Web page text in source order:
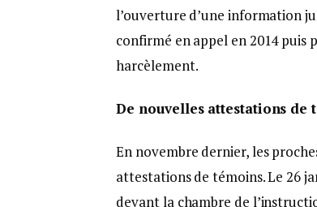
l’ouverture d’une information
confirmé en appel en 2014 puis
harcèlement.
De nouvelles attestations de
En novembre dernier, les
attestations de témoins. Le 26
devant la chambre de